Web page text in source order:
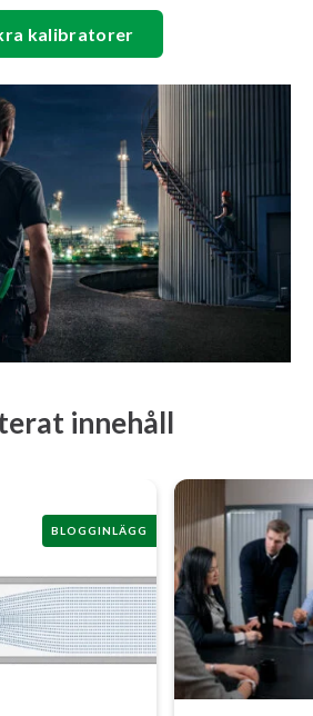
kalibratorer
innehåll
BLOGGINLÄGG